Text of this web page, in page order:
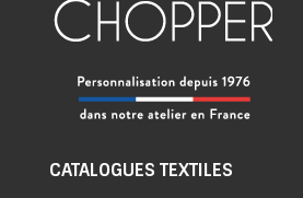
CATALOGUES TEXTILES